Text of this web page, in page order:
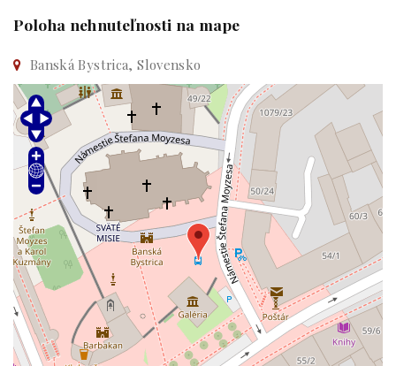
Poloha nehnuteľnosti na mape
Banská Bystrica, Slovensko